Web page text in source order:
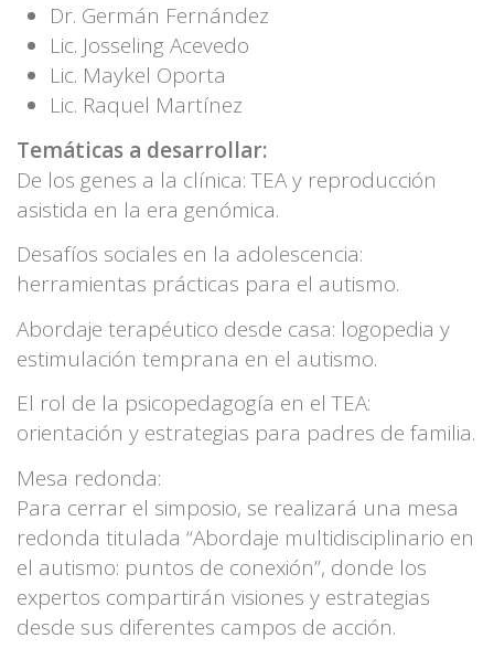
Dr. Germán Fernández
Lic. Josseling Acevedo
Lic. Maykel Oporta
Lic. Raquel Martínez
Temáticas a desarrollar:
De los genes a la clínica: TEA y reproducción
asistida en la era genómica.
Desafíos sociales en la adolescencia:
herramientas prácticas para el autismo.
Abordaje terapéutico desde casa: logopedia y
estimulación temprana en el autismo.
El rol de la psicopedagogía en el TEA:
orientación y estrategias para padres de familia.
Mesa redonda:
Para cerrar el simposio, se realizará una mesa
redonda titulada “Abordaje multidisciplinario en
el autismo: puntos de conexión”, donde los
expertos compartirán visiones y estrategias
desde sus diferentes campos de acción.